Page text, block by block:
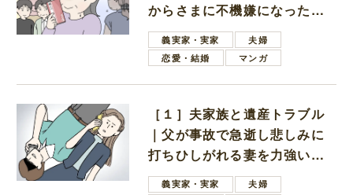
からさまに不機嫌になった義
母義実家・実家
夫婦
恋愛・結婚
マンガ
［１］夫家族と遺産トラブル
｜父が事故で急逝し悲しみに
打ちひしがれる妻を力強い言
葉で励ます夫
義実家・実家
夫婦